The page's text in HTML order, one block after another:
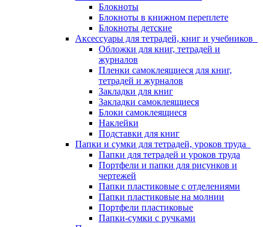
Блокноты
Блокноты в книжном переплете
Блокноты детские
Аксессуары для тетрадей, книг и учебников
Обложки для книг, тетрадей и
журналов
Пленки самоклеящиеся для книг,
тетрадей и журналов
Закладки для книг
Закладки самоклеящиеся
Блоки самоклеящиеся
Наклейки
Подставки для книг
Папки и сумки для тетрадей, уроков труда
Папки для тетрадей и уроков труда
Портфели и папки для рисунков и
чертежей
Папки пластиковые с отделениями
Папки пластиковые на молнии
Портфели пластиковые
Папки-сумки с ручками